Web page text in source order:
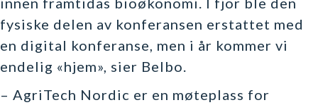
fysiske delen av konferansen erstattet med
en digital konferanse, men i år kommer vi
endelig «hjem», sier Belbo.
– AgriTech Nordic er en møteplass for